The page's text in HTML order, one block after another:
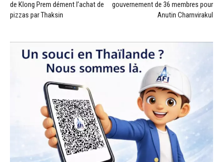
de Klong Prem dément l’achat de
pizzas par Thaksin
gouvernement de 36 membres pour
Anutin Charnvirakul